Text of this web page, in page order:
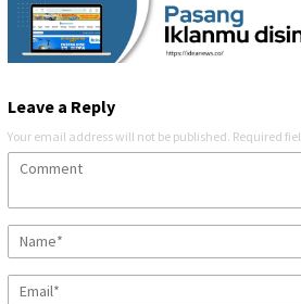
Leave a Reply
Your email address will not be published. Required